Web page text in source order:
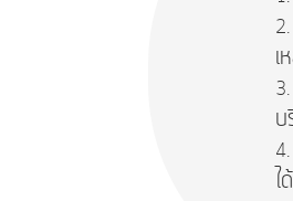
เ
บ